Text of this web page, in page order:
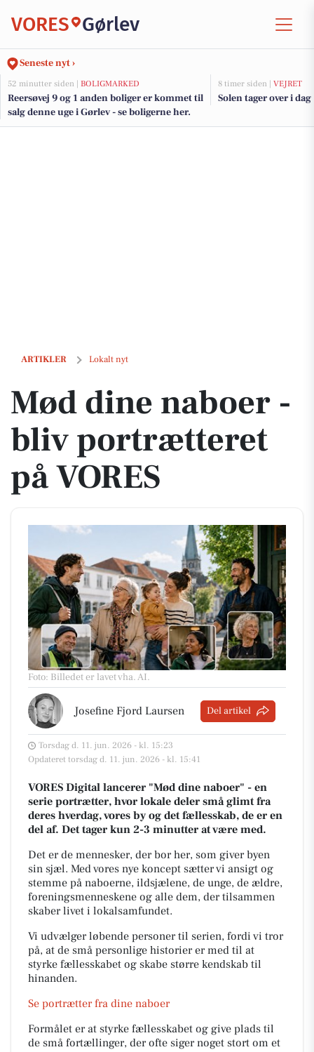
VORES Gørlev
Seneste nyt ›
52 minutter siden | BOLIGMARKED
Reersøvej 9 og 1 anden boliger er kommet til
salg denne uge i Gørlev - se boligerne her.
8 timer siden | VEJRET
Solen tager over i dag
ARTIKLER Lokalt nyt
Mød dine naboer - bliv portrætteret på VORES
Mød dine naboer -
bliv portrætteret
på VORES
Foto: Billedet er lavet vha. AI.
Josefine Fjord Laursen Del artikel
Torsdag d. 11. jun. 2026 - kl. 15:23
Opdateret torsdag d. 11. jun. 2026 - kl. 15:41
VORES Digital lancerer "Mød dine naboer" - en
serie portrætter, hvor lokale deler små glimt fra
deres hverdag, vores by og det fællesskab, de er en
del af. Det tager kun 2-3 minutter at være med.
Det er de mennesker, der bor her, som giver byen
sin sjæl. Med vores nye koncept sætter vi ansigt og
stemme på naboerne, ildsjælene, de unge, de ældre,
foreningsmenneskene og alle dem, der tilsammen
skaber livet i lokalsamfundet.
Vi udvælger løbende personer til serien, fordi vi tror
på, at de små personlige historier er med til at
styrke fællesskabet og skabe større kendskab til
hinanden.
Se portrætter fra dine naboer
Formålet er at styrke fællesskabet og give plads til
de små fortællinger, der ofte siger noget stort om et